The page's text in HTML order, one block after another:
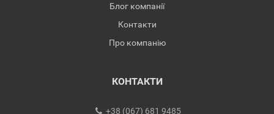
Блог компанії
Контакти
Про компанію
КОНТАКТИ
+38 (067) 681 9485